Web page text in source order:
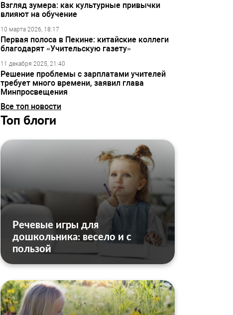
Взгляд зумера: как культурные привычки
влияют на обучение
10 марта 2026, 18:17
Первая полоса в Пекине: китайские коллеги
благодарят «Учительскую газету»
11 декабря 2025, 21:40
Решение проблемы с зарплатами учителей
требует много времени, заявил глава
Минпросвещения
Все топ новости
Топ блоги
Речевые игры для
дошкольника: весело и с
пользой